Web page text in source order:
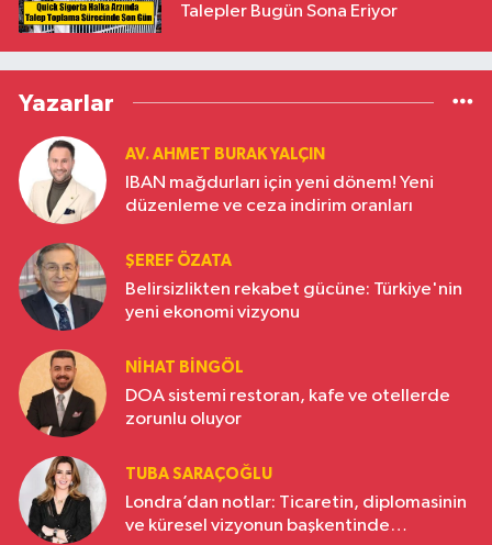
Talepler Bugün Sona Eriyor
Yazarlar
AV. AHMET BURAK YALÇIN
IBAN mağdurları için yeni dönem! Yeni
düzenleme ve ceza indirim oranları
ŞEREF ÖZATA
Belirsizlikten rekabet gücüne: Türkiye'nin
yeni ekonomi vizyonu
NIHAT BINGÖL
DOA sistemi restoran, kafe ve otellerde
zorunlu oluyor
TUBA SARAÇOĞLU
Londra’dan notlar: Ticaretin, diplomasinin
ve küresel vizyonun başkentinde